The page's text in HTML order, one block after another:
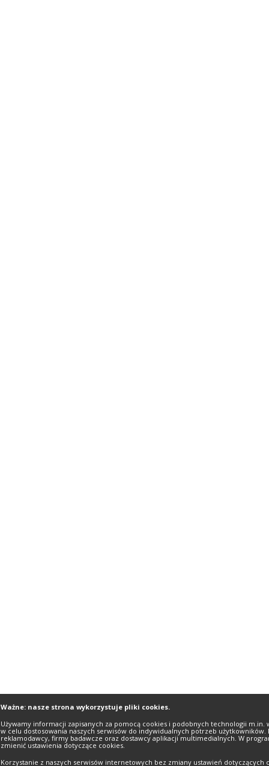
Ważne: nasze strona wykorzystuje pliki cookies.
Używamy informacji zapisanych za pomocą cookies i podobnych technologii
w celu dostosowania naszych serwisów do indywidualnych potrzeb użytkowników.
reklamodawcy, firmy badawcze oraz dostawcy aplikacji multimedialnych. W
zmienić ustawienia dotyczące cookies.
Korzystanie z naszych serwisów internetowych bez zmiany ustawień dotyczących